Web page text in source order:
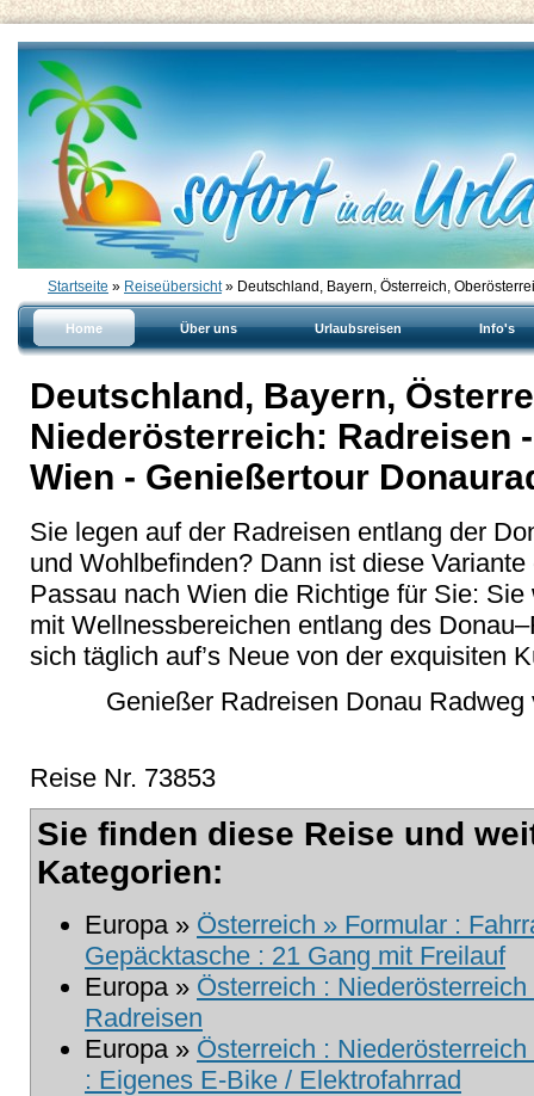
Startseite » Reiseübersicht» Deutschland, Bayern, Österreich,
Home Über uns Urlaubsreisen Info's
Deutschland, Bayern,
Niederösterreich: Radreisen
Wien - Genießertour
Sie legen auf der Radreisen entlang der
und Wohlbefinden? Dann ist diese
Passau nach Wien die Richtige für Sie:
mit Wellnessbereichen entlang des
sich täglich auf’s Neue von der exquisiten
Genießer Radreisen Donau
Reise Nr. 73853
Sie finden diese Reise und
Kategorien:
Europa » Österreich » Formular :
Gepäcktasche : 21 Gang mit Freilauf
Europa » Österreich :
Radreisen
Europa » Österreich :
: Eigenes E-Bike / Elektrofahrrad